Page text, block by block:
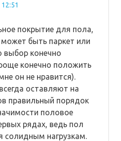
покрытие для пола,
быть паркет или
выбор конечно
конечно положить
он не нравится).
оставляют на
правильный порядок
половое
рядах, ведь пол
солидным нагрузкам.